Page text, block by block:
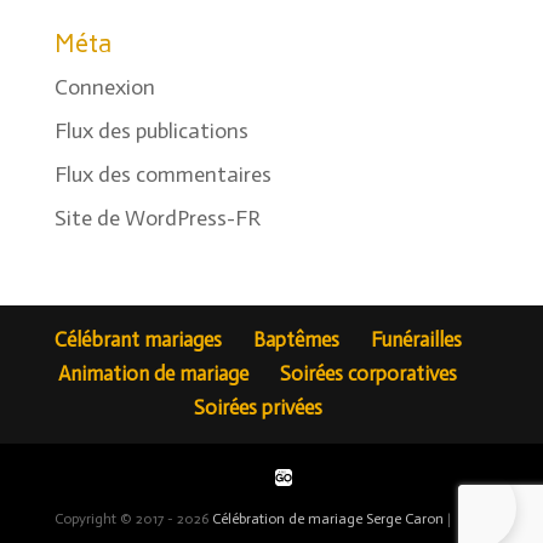
Méta
Connexion
Flux des publications
Flux des commentaires
Site de WordPress-FR
Célébrant mariages Baptêmes
Funérailles
Animation de mariage
Soirées corporatives
Soirées privées
Copyright © 2017 - 2026 Célébration de mariage Serge Caron |